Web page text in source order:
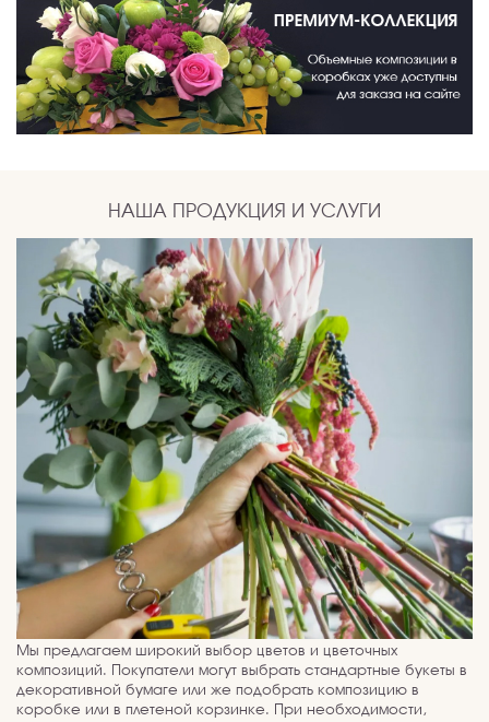
НАША ПРОДУКЦИЯ И УСЛУГИ
Мы предлагаем широкий выбор цветов и цветочных
композиций. Покупатели могут выбрать стандартные букеты в
декоративной бумаге или же подобрать композицию в
коробке или в плетеной корзинке. При необходимости,